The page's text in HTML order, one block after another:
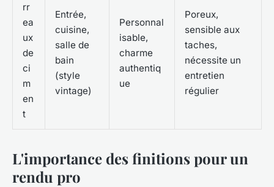
rr
ea
ux
de
ci
m
en
t
Entrée,
cuisine,
salle de
bain
(style
vintage)
Personnal
isable,
charme
authentiq
ue
Poreux,
sensible aux
taches,
nécessite un
entretien
régulier
L'importance des finitions pour un
rendu pro